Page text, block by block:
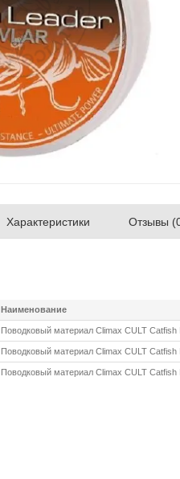
Характеристики Отзывы
Наименование
Поводковый материал Climax CULT
Поводковый материал Climax CULT
Поводковый материал Climax CULT